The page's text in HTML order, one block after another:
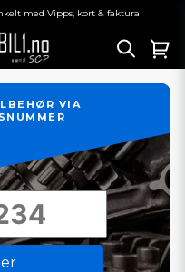
med Vipps, kort & faktura
VIA